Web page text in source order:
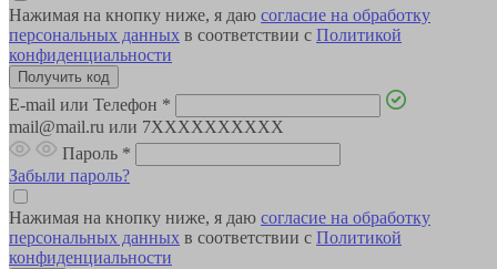
Нажимая на кнопку ниже, я даю согласие на обработку
персональных данных в соответствии с Политикой
конфиденциальности
E-mail или Телефон *
mail@mail.ru или 7XXXXXXXXXX
Пароль *
Забыли пароль?
Нажимая на кнопку ниже, я даю согласие на обработку
персональных данных в соответствии с Политикой
конфиденциальности